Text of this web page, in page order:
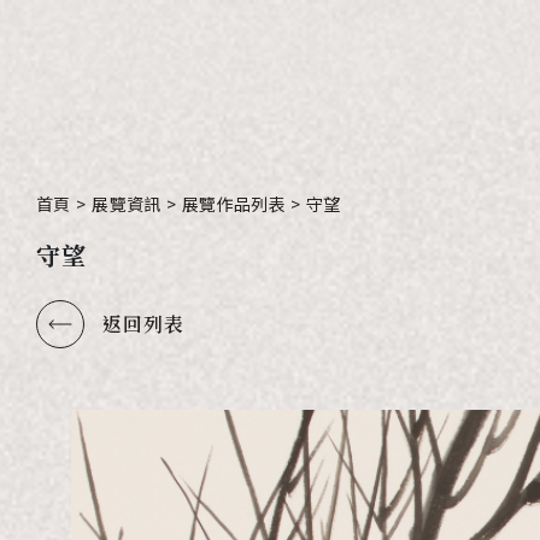
首頁 > 展覽資訊 > 展覽作品列表 > 守望
守望
返回列表